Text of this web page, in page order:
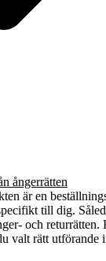
ångerrätten
är en
till dig.
och returrätten.
valt rätt utförande